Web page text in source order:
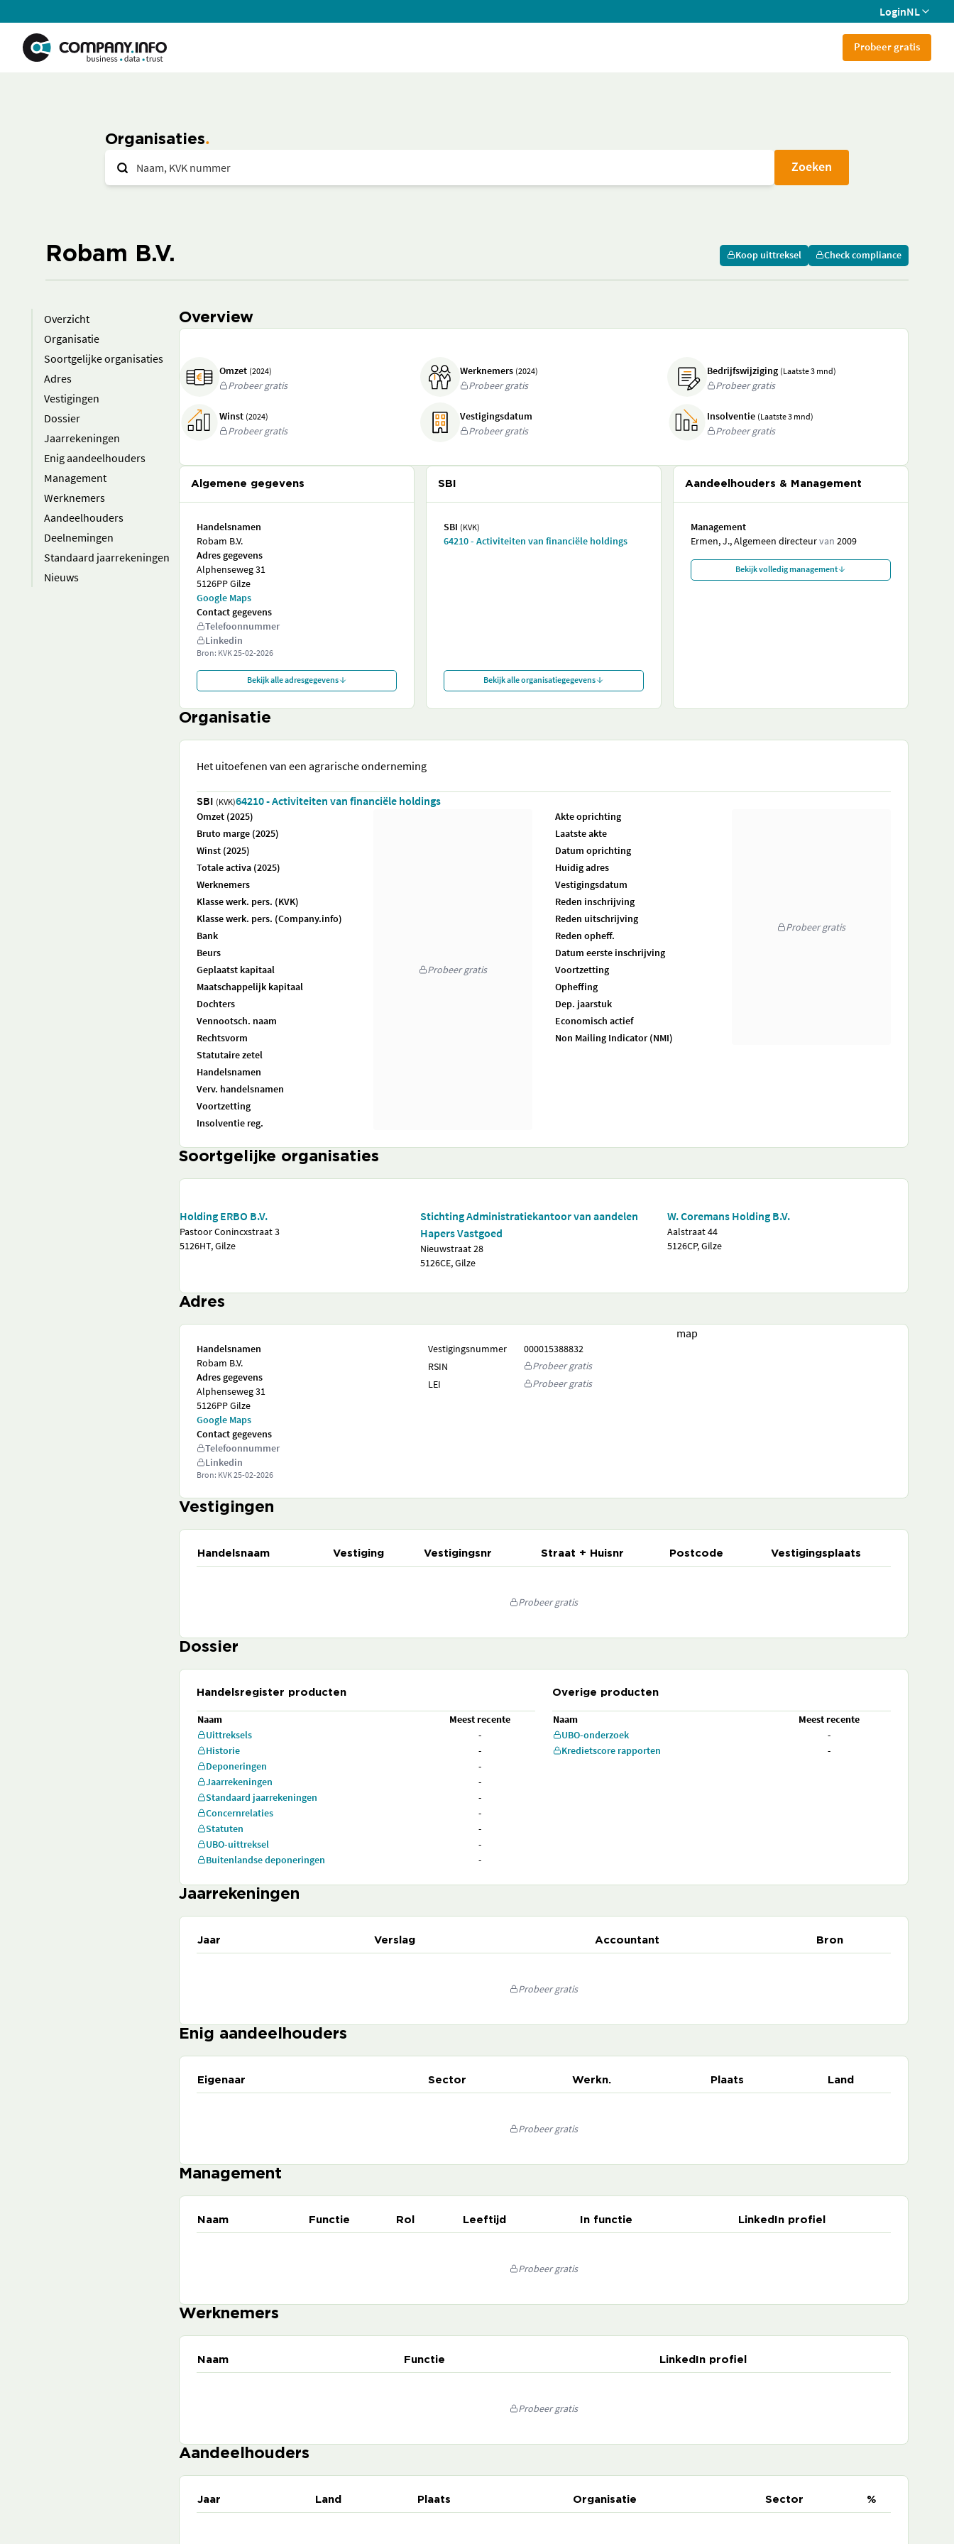
LoginNL
Probeer gratis
Organisaties
Zoeken
Robam B.V. Koop uittreksel Check compliance
Overzicht
Organisatie
Soortgelijke organisaties
Adres
Vestigingen
Dossier
Jaarrekeningen
Enig aandeelhouders
Management
Werknemers
Aandeelhouders
Deelnemingen
Standaard jaarrekeningen
Nieuws
Overview
Omzet (2024)
Probeer gratis
Werknemers (2024)
Probeer gratis
Bedrijfswijziging (Laatste 3 mnd)
Probeer gratis
Winst (2024)
Probeer gratis
Vestigingsdatum
Probeer gratis
Insolventie (Laatste 3 mnd)
Probeer gratis
Algemene gegevens
Handelsnamen
Robam B.V.
Adres gegevens
Alphenseweg 31
5126PP Gilze
Google Maps
Contact gegevens
Telefoonnummer
Linkedin
Bron: KVK25-02-2026
Bekijk alle adresgegevens
SBI
SBI (KVK)
64210 - Activiteiten van financiële holdings
Bekijk alle organisatiegegevens
Aandeelhouders & Management
Management
Ermen, J., Algemeen directeurvan 2009
Bekijk volledig management
Organisatie
Het uitoefenen van een agrarische onderneming
SBI (KVK)64210 - Activiteiten van financiële holdings
Omzet (2025)
Bruto marge (2025)
Winst (2025)
Totale activa (2025)
Werknemers
Klasse werk. pers. (KVK)
Klasse werk. pers. (Company.info)
Bank
Beurs
Geplaatst kapitaal
Maatschappelijk kapitaal
Dochters
Vennootsch. naam
Rechtsvorm
Statutaire zetel
Handelsnamen
Verv. handelsnamen
Voortzetting
Insolventie reg.
Probeer gratis
Akte oprichting
Laatste akte
Datum oprichting
Huidig adres
Vestigingsdatum
Reden inschrijving
Reden uitschrijving
Reden opheff.
Datum eerste inschrijving
Voortzetting
Opheffing
Dep. jaarstuk
Economisch actief
Non Mailing Indicator (NMI)
Probeer gratis
Soortgelijke organisaties
Holding ERBO B.V.
Pastoor Conincxstraat 3
5126HT, Gilze
Stichting Administratiekantoor van aandelen
Hapers Vastgoed
Nieuwstraat 28
5126CE, Gilze
W. Coremans Holding B.V.
Aalstraat 44
5126CP, Gilze
Adres
Handelsnamen
Robam B.V.
Adres gegevens
Alphenseweg 31
5126PP Gilze
Google Maps
Contact gegevens
Telefoonnummer
Linkedin
Bron: KVK25-02-2026
Vestigingsnummer
000015388832
RSIN
Probeer gratis
LEI
Probeer gratis
map
Vestigingen
Handelsnaam Vestiging Vestigingsnr Straat + Huisnr Postcode Vestigingsplaats
Probeer gratis
Dossier
Handelsregister producten
Naam
Meest recente
Uittreksels
-
Historie
-
Deponeringen
-
Jaarrekeningen
-
Standaard jaarrekeningen
-
Concernrelaties
-
Statuten
-
UBO-uittreksel
-
Buitenlandse deponeringen
-
Overige producten
Naam
Meest recente
UBO-onderzoek
-
Kredietscore rapporten
-
Jaarrekeningen
Jaar Verslag Accountant Bron
Probeer gratis
Enig aandeelhouders
Eigenaar Sector Werkn. Plaats Land
Probeer gratis
Management
Naam Functie Rol Leeftijd In functie LinkedIn profiel
Probeer gratis
Werknemers
Naam Functie LinkedIn profiel
Probeer gratis
Aandeelhouders
Jaar Land Plaats Organisatie Sector %